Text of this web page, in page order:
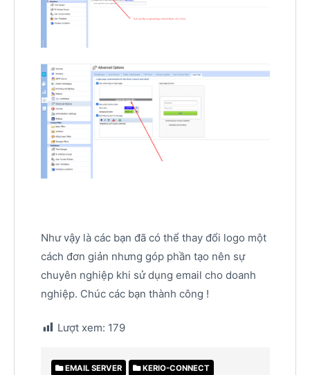
Như vậy là các bạn đã có thể thay đổi logo một
cách đơn giản nhưng góp phần tạo nên sự
chuyên nghiệp khi sử dụng email cho doanh
nghiệp. Chúc các bạn thành công !
Lượt xem: 179
EMAIL SERVER KERIO-CONNECT